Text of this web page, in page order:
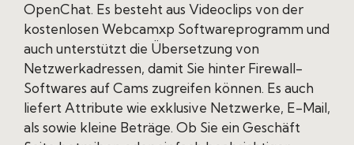
OpenChat. Es besteht aus Videoclips von der
kostenlosen Webcamxp Softwareprogramm und
auch unterstützt die Übersetzung von
Netzwerkadressen, damit Sie hinter Firewall-
Softwares auf Cams zugreifen können. Es auch
liefert Attribute wie exklusive Netzwerke, E-Mail,
als sowie kleine Beträge. Ob Sie ein Geschäft